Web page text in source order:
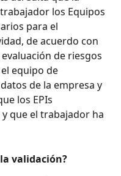
los Equipos
para el
de acuerdo con
de riesgos
equipo de
de la empresa y
los EPIs
que el trabajador ha
validación?